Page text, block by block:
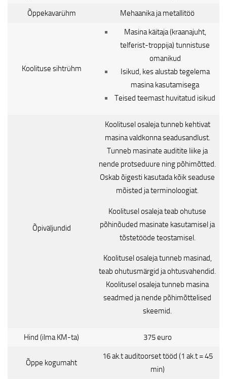
Õppekavarühm Mehaanika ja metallitöö
Koolituse sihtrühm
Masina käitaja (kraanajuht,
telferist-troppija) tunnistuse
omanikud
Isikud, kes alustab tegelema
masina kasutamisega
Teised teemast huvitatud isikud
Õpiväljundid
Koolitusel osaleja tunneb kehtivat
masina valdkonna seadusandlust.
Tunneb masinate auditite liike ja
nende protseduure ning põhimõtted.
Oskab õigesti kasutada kõik seaduse
mõisted ja terminoloogiat.
Koolitusel osaleja teab ohutuse
põhinõuded masinate kasutamisel ja
tõstetööde teostamisel.
Koolitusel osaleja tunneb masinad,
teab ohutusmärgid ja ohtusvahendid.
Koolitusel osaleja tunneb masina
seadmed ja nende põhimõttelised
skeemid.
Hind (ilma KM-ta) 375 euro
Õppe kogumaht
16 ak.t auditoorset tööd (1 ak.t = 45
min)